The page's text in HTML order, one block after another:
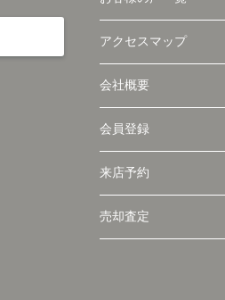
アクセスマップ
会社概要
会員登録
来店予約
売却査定